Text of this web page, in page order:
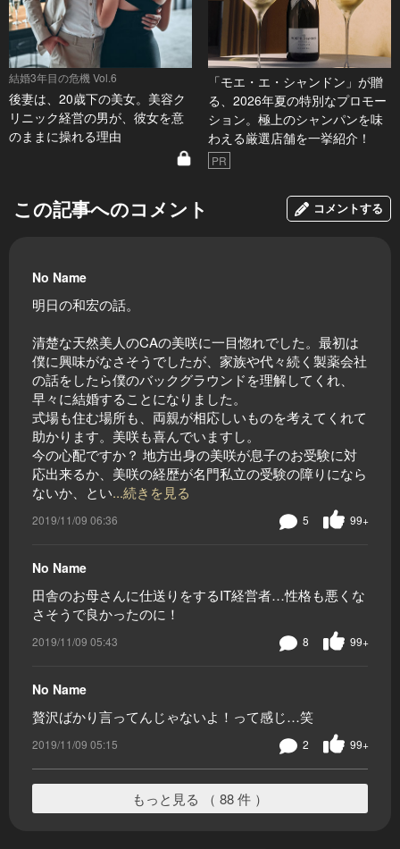
結婚3年目の危機 Vol.6
後妻は、20歳下の美女。美容ク
リニック経営の男が、彼女を意
のままに操れる理由
「モエ・エ・シャンドン」が贈
る、2026年夏の特別なプロモー
ション。極上のシャンパンを味
わえる厳選店舗を一挙紹介！
PR
この記事へのコメント コメントする
No Name
明日の和宏の話。
清楚な天然美人のCAの美咲に一目惚れでした。最初は
僕に興味がなさそうでしたが、家族や代々続く製薬会社
の話をしたら僕のバックグラウンドを理解してくれ、
早々に結婚することになりました。
式場も住む場所も、両親が相応しいものを考えてくれて
助かります。美咲も喜んでいますし。
今の心配ですか？ 地方出身の美咲が息子のお受験に対
応出来るか、美咲の経歴が名門私立の受験の障りになら
ないか、とい...続きを見る
2019/11/09 06:36 99+
5
No Name
田舎のお母さんに仕送りをするIT経営者…性格も悪くな
さそうで良かったのに！
2019/11/09 05:43 99+
8
No Name
贅沢ばかり言ってんじゃないよ！って感じ…笑
2019/11/09 05:15 99+
2
もっと見る （ 88 件 ）